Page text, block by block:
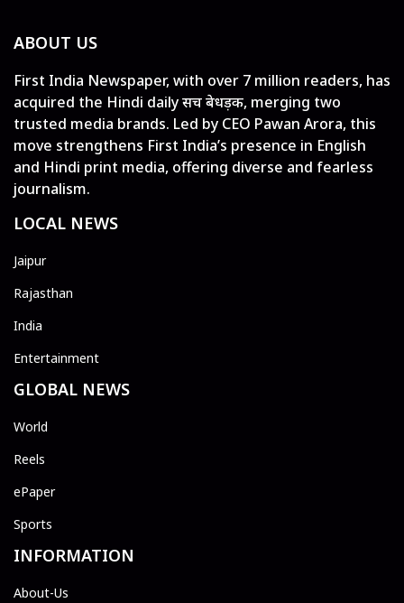
ABOUT US
First India Newspaper, with over 7 million readers, has
acquired the Hindi daily सच बेधड़क, merging two
trusted media brands. Led by CEO Pawan Arora, this
move strengthens First India’s presence in English
and Hindi print media, offering diverse and fearless
journalism.
LOCAL NEWS
Jaipur
Rajasthan
India
Entertainment
GLOBAL NEWS
World
Reels
ePaper
Sports
INFORMATION
About-Us